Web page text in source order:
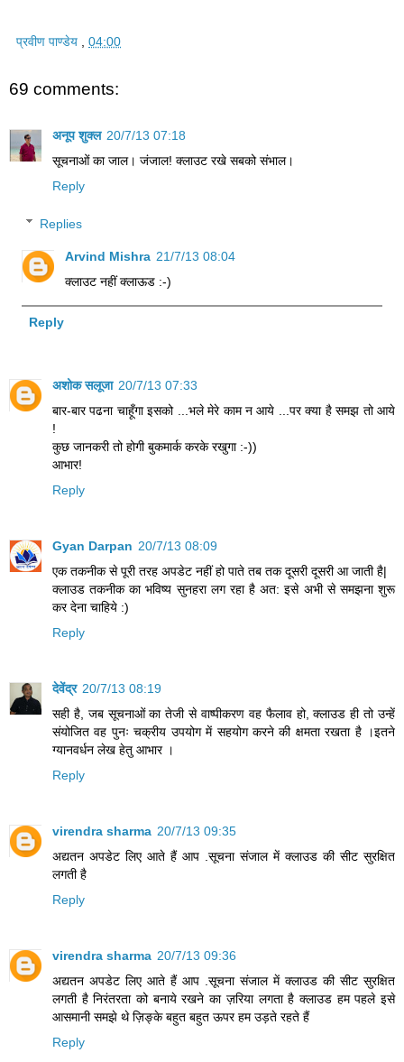
प्रवीण पाण्डेय 04:00
69 comments:
अनूप शुक्ल 20/7/13 07:18
सूचनाओं का जाल। जंजाल! क्लाउट रखे सबको संभाल।
Reply
Replies
Arvind Mishra 21/7/13 08:04
क्लाउट नहीं क्लाऊड :-)
Reply
अशोक सलूजा 20/7/13 07:33
बार-बार पढना चाहूँगा इसको ...भले मेरे काम न आये ...पर क्या है समझ तो आये
!
कुछ जानकरी तो होगी बुकमार्क करके रखुगा :-))
आभार!
Reply
Gyan Darpan 20/7/13 08:09
एक तकनीक से पूरी तरह अपडेट नहीं हो पाते तब तक दूसरी दूसरी आ जाती है|
क्लाउड तकनीक का भविष्य सुनहरा लग रहा है अत: इसे अभी से समझना शुरू
कर देना चाहिये :)
Reply
देवेंद्र 20/7/13 08:19
सही है, जब सूचनाओं का तेजी से वाष्पीकरण वह फैलाव हो, क्लाउड ही तो उन्हें
संयोजित वह पुनः चक्रीय उपयोग में सहयोग करने की क्षमता रखता है ।इतने
ग्यानवर्धन लेख हेतु आभार ।
Reply
virendra sharma 20/7/13 09:35
अद्यतन अपडेट लिए आते हैं आप .सूचना संजाल में क्लाउड की सीट सुरक्षित
लगती है
Reply
virendra sharma 20/7/13 09:36
अद्यतन अपडेट लिए आते हैं आप .सूचना संजाल में क्लाउड की सीट सुरक्षित
लगती है निरंतरता को बनाये रखने का ज़रिया लगता है क्लाउड हम पहले इसे
आसमानी समझे थे ज़िङ्के बहुत बहुत ऊपर हम उड़ते रहते हैं
Reply